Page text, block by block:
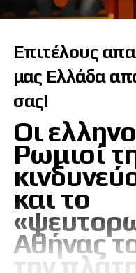
Επιτέλους
μας Ελλάδα
σας!
Οι
Ρωμιοί
και το
Αθήνας
την